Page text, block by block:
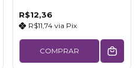
R$12,36
R$11,74 via Pix
COMPRAR